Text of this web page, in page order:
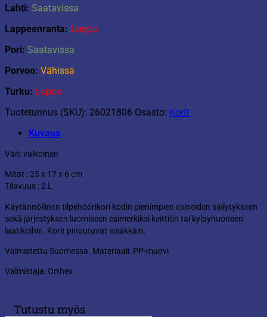
Lahti: Saatavissa
Lappeenranta: Loppu
Pori: Saatavissa
Porvoo: Vähissä
Turku: Loppu
Tuotetunnus (SKU): 26021806 Osasto: Korit
Kuvaus
Väri: valkoinen
Mitat : 25 x 17 x 6 cm
Tilavuus : 2 L
Käytännöllinen tilpehöörikori kodin pienimpien esineiden säilytykseen
sekä järjestyksen luomiseen esimerkiksi keittiön tai kylpyhuoneen
laatikoihin. Korit pinoutuvat sisäkkäin.
Valmistettu Suomessa. Materiaali: PP-muovi
Valmistaja: Orthex
Tutustu myös